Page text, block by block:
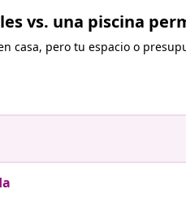
vs. una piscina
casa, pero tu espacio o